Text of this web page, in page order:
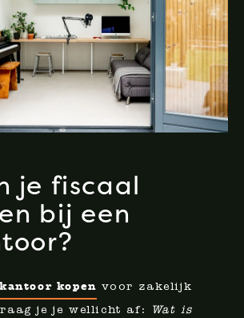
je fiscaal
bij een
kopen voor zakelijk
je je wellicht af:
Wat is